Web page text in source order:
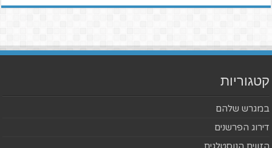
קטגוריות
במגרש שלהם
דירוג הפרשנים